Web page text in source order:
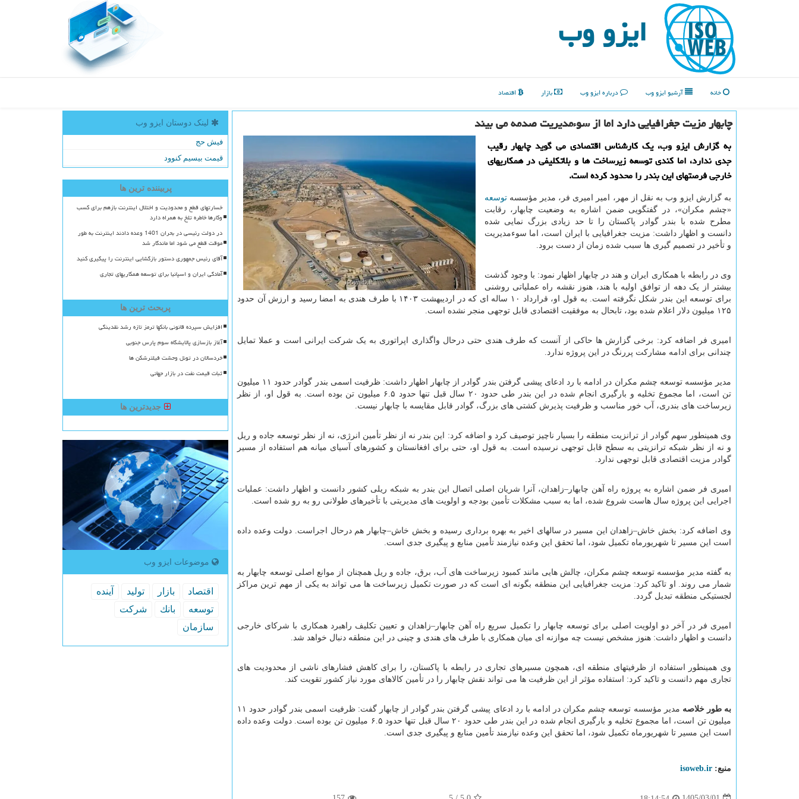
ایزو وب
خانه آرشیو ایزو وب درباره ایزو وب بازار اقتصاد
چابهار مزیت جغرافیایی دارد اما از سوءمدیریت صدمه می بیند
به گزارش ایزو وب، یک کارشناس اقتصادی می گوید چابهار رقیب
جدی ندارد، اما کندی توسعه زیرساخت ها و بلاتکلیفی در همکاریهای
خارجی فرصتهای این بندر را محدود کرده است.
به گزارش ایزو وب به نقل از مهر، امیر امیری فر، مدیر مؤسسهتوسعه
«چشم مکران»، در گفتگویی ضمن اشاره به وضعیت چابهار، رقابت
مطرح شده با بندر گوادر پاکستان را تا حد زیادی بزرگ نمایی شده
دانست و اظهار داشت: مزیت جغرافیایی با ایران است، اما سوءمدیریت
و تأخیر در تصمیم گیری ها سبب شده زمان از دست برود.
وی در رابطه با همکاری ایران و هند در چابهار اظهار نمود: با وجود گذشت
بیشتر از یک دهه از توافق اولیه با هند، هنوز نقشه راه عملیاتی روشنی
برای توسعه این بندر شکل نگرفته است. به قول او، قرارداد ۱۰ ساله ای که در اردیبهشت ۱۴۰۳ با طرف هندی به امضا رسید و ارزش آن حدود
۱۲۵ میلیون دلار اعلام شده بود، تابحال به موفقیت اقتصادی قابل توجهی منجر نشده است.
امیری فر اضافه کرد: برخی گزارش ها حاکی از آنست که طرف هندی حتی درحال واگذاری اپراتوری به یک شرکت ایرانی است و عملا تمایل
چندانی برای ادامه مشارکت پررنگ در این پروژه ندارد.
مدیر مؤسسه توسعه چشم مکران در ادامه با رد ادعای پیشی گرفتن بندر گوادر از چابهار اظهار داشت: ظرفیت اسمی بندر گوادر حدود ۱۱ میلیون
تن است، اما مجموع تخلیه و بارگیری انجام شده در این بندر طی حدود ۲۰ سال قبل تنها حدود ۶.۵ میلیون تن بوده است. به قول او، از نظر
زیرساخت های بندری، آب خور مناسب و ظرفیت پذیرش کشتی های بزرگ، گوادر قابل مقایسه با چابهار نیست.
وی همینطور سهم گوادر از ترانزیت منطقه را بسیار ناچیز توصیف کرد و اضافه کرد: این بندر نه از نظر تأمین انرژی، نه از نظر توسعه جاده و ریل
و نه از نظر شبکه ترانزیتی به سطح قابل توجهی نرسیده است. به قول او، حتی برای افغانستان و کشورهای آسیای میانه هم استفاده از مسیر
گوادر مزیت اقتصادی قابل توجهی ندارد.
امیری فر ضمن اشاره به پروژه راه آهن چابهار–زاهدان، آنرا شریان اصلی اتصال این بندر به شبکه ریلی کشور دانست و اظهار داشت: عملیات
اجرایی این پروژه سال هاست شروع شده، اما به سبب مشکلات تأمین بودجه و اولویت های مدیریتی با تأخیرهای طولانی رو به رو شده است.
وی اضافه کرد: بخش خاش–زاهدان این مسیر در سالهای اخیر به بهره برداری رسیده و بخش خاش–چابهار هم درحال اجراست. دولت وعده داده
است این مسیر تا شهریورماه تکمیل شود، اما تحقق این وعده نیازمند تأمین منابع و پیگیری جدی است.
به گفته مدیر مؤسسه توسعه چشم مکران، چالش هایی مانند کمبود زیرساخت های آب، برق، جاده و ریل همچنان از موانع اصلی توسعه چابهار به
شمار می روند. او تاکید کرد: مزیت جغرافیایی این منطقه بگونه ای است که در صورت تکمیل زیرساخت ها می تواند به یکی از مهم ترین مراکز
لجستیکی منطقه تبدیل گردد.
امیری فر در آخر دو اولویت اصلی برای توسعه چابهار را تکمیل سریع راه آهن چابهار–زاهدان و تعیین تکلیف راهبرد همکاری با شرکای خارجی
دانست و اظهار داشت: هنوز مشخص نیست چه موازنه ای میان همکاری با طرف های هندی و چینی در این منطقه دنبال خواهد شد.
وی همینطور استفاده از ظرفیتهای منطقه ای، همچون مسیرهای تجاری در رابطه با پاکستان، را برای کاهش فشارهای ناشی از محدودیت های
تجاری مهم دانست و تاکید کرد: استفاده مؤثر از این ظرفیت ها می تواند نقش چابهار را در تأمین کالاهای مورد نیاز کشور تقویت کند.
به طور خلاصه
مدیر مؤسسه توسعه چشم مکران در ادامه با رد ادعای پیشی گرفتن بندر گوادر از چابهار گفت: ظرفیت اسمی بندر گوادر حدود ۱۱
میلیون تن است، اما مجموع تخلیه و بارگیری انجام شده در این بندر طی حدود ۲۰ سال قبل تنها حدود ۶.۵ میلیون تن بوده است. دولت وعده داده
است این مسیر تا شهریورماه تکمیل شود، اما تحقق این وعده نیازمند تأمین منابع و پیگیری جدی است.
منبع: isoweb.ir
لینک دوستان ایزو وب
فیش حج
قیمت بیسیم کنوود
پربیننده ترین ها
خسارتهای قطع و محدودیت و اختلال اینترنت بازهم برای کسب
وکارها خاطره تلخ به همراه دارد
در دولت رئیسی در بحران 1401 وعده دادند اینترنت به طور
موقت قطع می شود اما ماندگار شد
آقای رئیس جمهوری دستور بازگشایی اینترنت را پیگیری کنید
آمادگی ایران و اسپانیا برای توسعه همکاریهای تجاری
پربحث ترین ها
افزایش سپرده قانونی بانکها ترمز تازه رشد نقدینگی
آغاز بازسازی پالایشگاه سوم پارس جنوبی
خردسالان در تونل وحشت فیلترشکن ها
ثبات قیمت نفت در بازار جهانی
جدیدترین ها
موضوعات ایزو وب
اقتصاد بازار تولید
آینده
توسعه
بانك
شركت
سازمان